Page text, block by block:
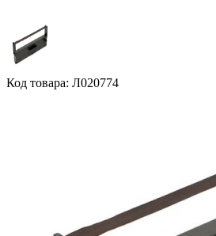
Код товара: Л020774